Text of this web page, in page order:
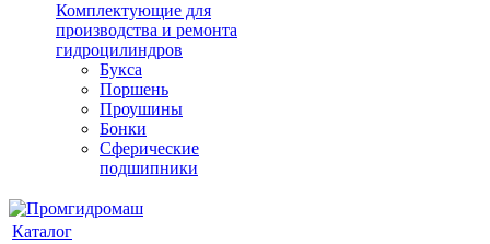
Комплектующие для
производства и ремонта
гидроцилиндров
Букса
Поршень
Проушины
Бонки
Сферические
подшипники
Каталог